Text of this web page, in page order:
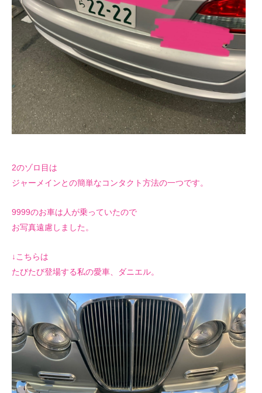
2のゾロ目は
ジャーメインとの簡単なコンタクト方法の一つです。
9999のお車は人が乗っていたので
お写真遠慮しました。
↓こちらは
たびたび登場する私の愛車、ダニエル。